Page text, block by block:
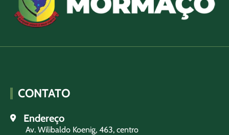
CONTATO
Endereço
Av. Wilibaldo Koenig, 463, centro